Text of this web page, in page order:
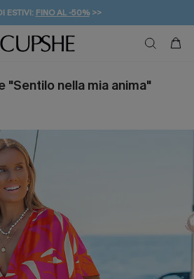
ESTIVI: FINO AL -50%>>
GRATUITA DA 49€
I NUOVI: 20% DI SCONTO*
"Sentilo nella mia anima"